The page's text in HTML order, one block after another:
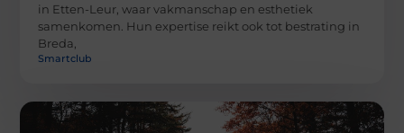
in Etten-Leur, waar vakmanschap en esthetiek
samenkomen. Hun expertise reikt ook tot bestrating in
Breda,
Smartclub